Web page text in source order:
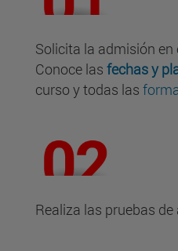
Solicita la admisión en
Conoce las fechas y
curso y todas las
Realiza las pruebas